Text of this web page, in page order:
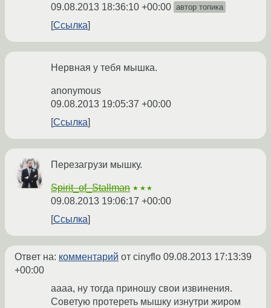
09.08.2013 18:36:10 +00:00 автор топика
Ссылка
Нервная у тебя мышка.
anonymous
09.08.2013 19:05:37 +00:00
Ссылка
Перезагрузи мышку.
Spirit_of_Stallman ★★★
09.08.2013 19:06:17 +00:00
Ссылка
Ответ на: комментарий от cinyflo 09.08.2013 17:13:39
+00:00
аааа, ну тогда приношу свои извинения.
Советую протереть мышку изнутри жиром